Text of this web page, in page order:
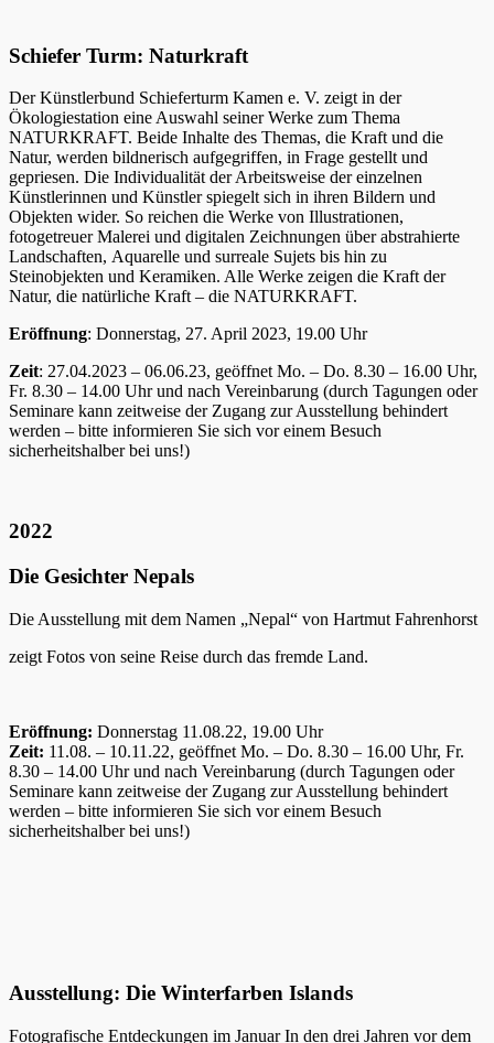
Schiefer Turm: Naturkraft
Der Künstlerbund Schieferturm Kamen e. V. zeigt in der
Ökologiestation eine Auswahl seiner Werke zum Thema
NATURKRAFT. Beide Inhalte des Themas, die Kraft und die
Natur, werden bildnerisch aufgegriffen, in Frage gestellt und
gepriesen. Die Individualität der Arbeitsweise der einzelnen
Künstlerinnen und Künstler spiegelt sich in ihren Bildern und
Objekten wider. So reichen die Werke von Illustrationen,
fotogetreuer Malerei und digitalen Zeichnungen über abstrahierte
Landschaften, Aquarelle und surreale Sujets bis hin zu
Steinobjekten und Keramiken. Alle Werke zeigen die Kraft der
Natur, die natürliche Kraft – die NATURKRAFT.
Eröffnung: Donnerstag, 27. April 2023, 19.00 Uhr
Zeit: 27.04.2023 – 06.06.23, geöffnet Mo. – Do. 8.30 – 16.00 Uhr,
Fr. 8.30 – 14.00 Uhr und nach Vereinbarung (durch Tagungen oder
Seminare kann zeitweise der Zugang zur Ausstellung behindert
werden – bitte informieren Sie sich vor einem Besuch
sicherheitshalber bei uns!)
2022
Die Gesichter Nepals
Die Ausstellung mit dem Namen „Nepal“ von Hartmut Fahrenhorst
zeigt Fotos von seine Reise durch das fremde Land.
Eröffnung: Donnerstag 11.08.22, 19.00 Uhr
Zeit: 11.08. – 10.11.22, geöffnet Mo. – Do. 8.30 – 16.00 Uhr, Fr.
8.30 – 14.00 Uhr und nach Vereinbarung (durch Tagungen oder
Seminare kann zeitweise der Zugang zur Ausstellung behindert
werden – bitte informieren Sie sich vor einem Besuch
sicherheitshalber bei uns!)
Ausstellung: Die Winterfarben Islands
Fotografische Entdeckungen im Januar In den drei Jahren vor dem